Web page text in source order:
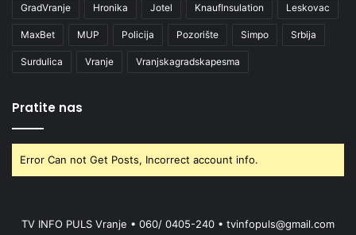
GradVranje Hronika Jotel KnaufInsulation Leskovac
MaxBet MUP Policija Pozorište Simpo Srbija
Surdulica Vranje Vranjskagradskapesma
Pratite nas
Error Can not Get Posts, Incorrect account info.
TV INFO PULS Vranje • 060/ 0405-240 • tvinfopuls@gmail.com